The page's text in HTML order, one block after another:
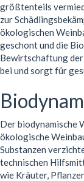
größtenteils
zur
ökologischen
geschont und die
Bewirtschaftung
bei und sorgt für
Der biodynamische
ökologische
Substanzen
technischen
wie Kräuter,